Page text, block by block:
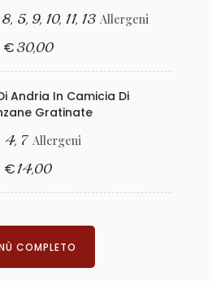
5, 9, 10, 11, 13 Allergeni
€30,00
Andria In Camicia Di
Gratinate
4, 7 Allergeni
€14,00
COMPLETO